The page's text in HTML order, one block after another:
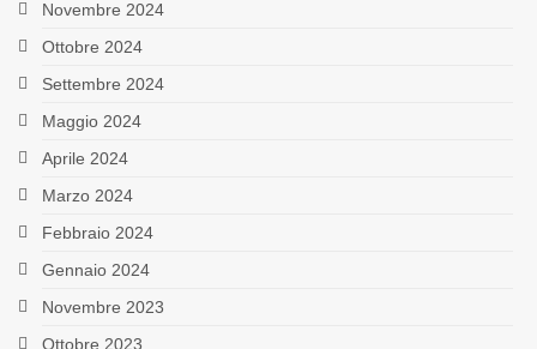
Novembre 2024
Ottobre 2024
Settembre 2024
Maggio 2024
Aprile 2024
Marzo 2024
Febbraio 2024
Gennaio 2024
Novembre 2023
Ottobre 2023